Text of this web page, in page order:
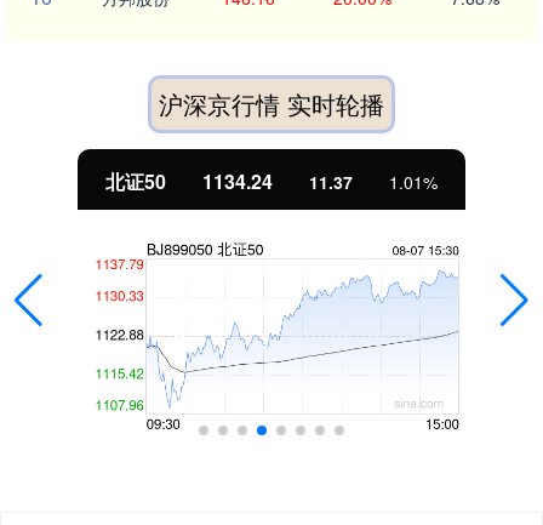
沪深京行情 实时轮播
北证50 1134.24 11.37 1.01%